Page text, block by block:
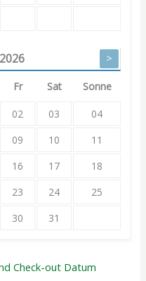
2026 >
Fr Sat Sonne
02 03
04
09 10
11
16 17
18
23 24
25
30 31
Check-out Datum